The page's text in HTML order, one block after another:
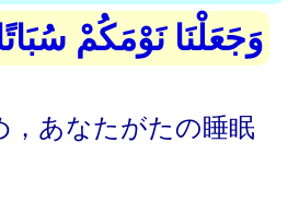
وَجَعَلْنَا نَوْمَكُمْ
，あなたがたの睡眠